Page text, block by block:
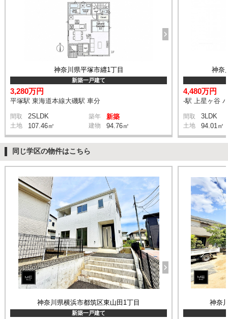
神奈川県平塚市纒1丁目
新築一戸建て
3,280万円
平塚駅 東海道本線大磯駅 車分
間取 2SLDK 築年 新築
土地 107.46㎡ 建物 94.76㎡
神奈
4,480万円
-駅 上星ヶ谷
間取 3LDK
土地 94.01㎡
同じ学区の物件はこちら
神奈川県横浜市都筑区東山田1丁目
新築一戸建て
神奈